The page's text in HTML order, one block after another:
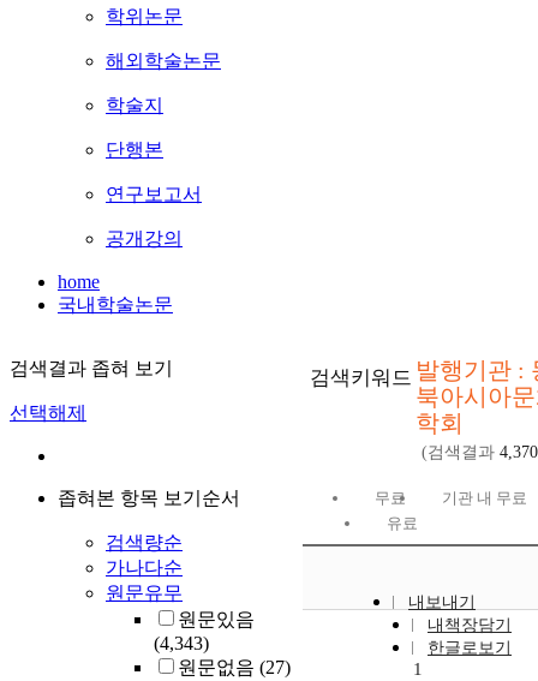
학위논문
해외학술논문
학술지
단행본
연구보고서
공개강의
home
국내학술논문
검색결과 좁혀 보기
선택해제
좁혀본 항목 보기순서
검색량순
가나다순
원문유무
원문있음
(4,343)
원문없음 (27)
검색키워드 발행기관 :
북아시아
학회
(검색결과 4,370
무료
기관 내 무료
유료
내보내기
내책장담기
한글로보기
1